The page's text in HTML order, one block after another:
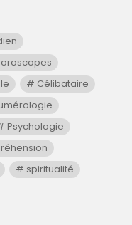
Célibataire
Psychologie
spiritualité